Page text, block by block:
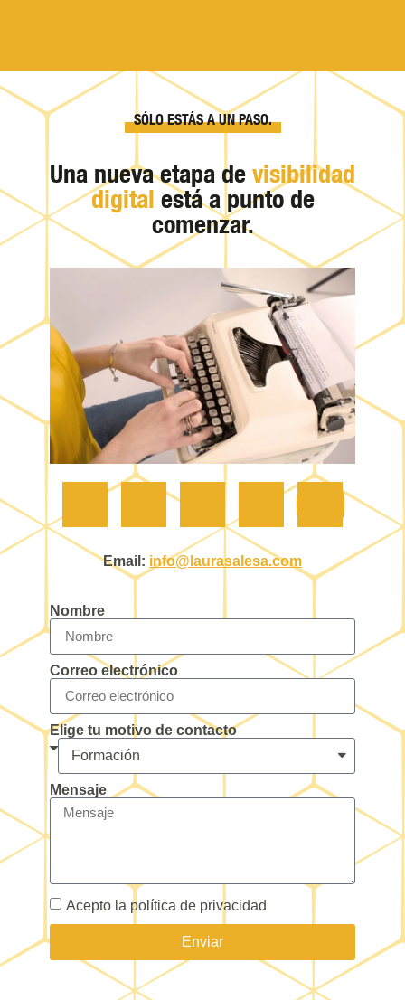
SÓLO ESTÁS A UN PASO.
Una nueva etapa de visibilidad
digital está a punto de
comenzar.
Email: info@laurasalesa.com
Nombre
Correo electrónico
Elige tu motivo de contacto
Mensaje
Acepto la política de privacidad
Enviar